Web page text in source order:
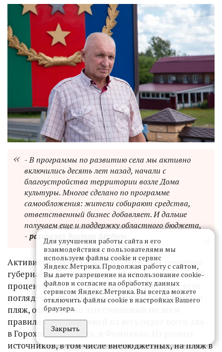
- В программы по развитию села мы активно
включились десять лет назад, начали с
благоустройства территории возле Дома
культуры. Многое сделано по программе
самообложения: жители собирают средства,
ответственный бизнес добавляет. И дальше
получаем еще и поддержку областного бюджета,
-рассказал Виктор Аксёнов
Активисты очень рады, что благодаря решению
губернатора доля этой поддержки составляет 70
процентов, а не 50, как было до Авдеева. А если
поглядеть в другую сторону через озеро - виден
пляж, официально аттестованный по всем
правилам. Таких пляжей на весь округ всего два -
в Гороховце, да здесь, в Фоминках. Из разных
источников, в том числе внебюджетных, на пляж в
Для улучшения работы сайта и его
взаимодействия с пользователями мы
используем файлы cookie и сервис
Яндекс.Метрика. Продолжая работу с сайтом,
Вы даете разрешение на использование cookie-
файлов и согласие на обработку данных
сервисом Яндекс.Метрика. Вы всегда можете
отключить файлы cookie в настройках Вашего
браузера.
Закрыть